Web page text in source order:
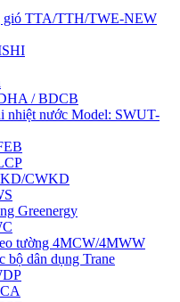
gió TTA/TTH/TWE-NEW
/ BDCB
nhiệt nước Model: SWUT-
CWKD
Greenergy
tường 4MCW/4MWW
bộ dân dụng Trane